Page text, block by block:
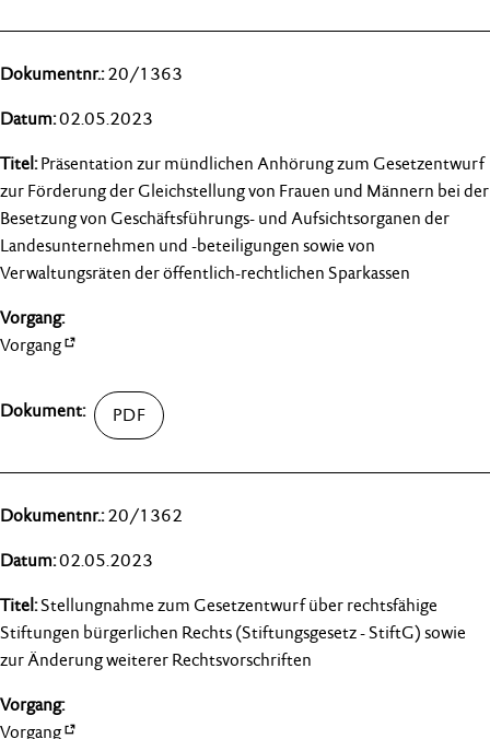
20/1363
02.05.2023
Präsentation zur mündlichen Anhörung zum Gesetzentwurf
zur Förderung der Gleichstellung von Frauen und Männern bei der
Besetzung von Geschäftsführungs- und Aufsichtsorganen der
Landesunternehmen und -beteiligungen sowie von
Verwaltungsräten der öffentlich-rechtlichen Sparkassen
Vorgang
20/1362
02.05.2023
Stellungnahme zum Gesetzentwurf über rechtsfähige
Stiftungen bürgerlichen Rechts (Stiftungsgesetz - StiftG) sowie
zur Änderung weiterer Rechtsvorschriften
Vorgang